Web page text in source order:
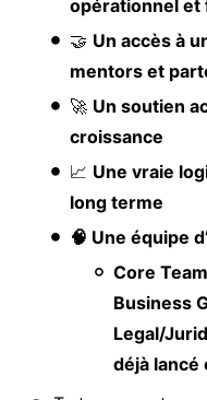
opérationnel et
🤝 Un accès à
mentors et
🚀 Un soutien
croissance
📈 Une vraie
long terme
🧠 Une équipe
Core
Business
Legal/
déjà